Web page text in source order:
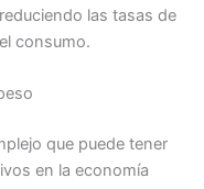
las tasas de
consumo.
que puede tener
en la economía